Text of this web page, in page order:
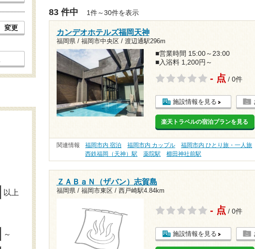
83 件中 1件～30件を表示
カンデオホテルズ福岡天神
福岡県 / 福岡市中央区 / 渡辺通駅296m
■営業時間 15:00～23:00
■入浴料 1,200円～
- 点 / 0件
施設情報を見る
楽天トラベルの宿泊プランを見る
関連情報 福岡市内 宿泊 福岡市内 カップル 福岡市内 ひとり旅・一人旅
西鉄福岡（天神）駅
薬院駅 櫛田神社前駅
ＺＡＢａＮ（ザバン）志賀島
福岡県 / 福岡市東区 / 西戸崎駅4.84km
- 点 / 0件
施設情報を見る
変更
以上
～